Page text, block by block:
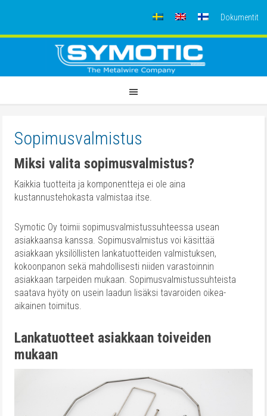
Dokumentit
Sopimusvalmistus
Miksi valita sopimusvalmistus?
Kaikkia tuotteita ja komponentteja ei ole aina
kustannustehokasta valmistaa itse.
Symotic Oy toimii sopimusvalmistussuhteessa usean
asiakkaansa kanssa. Sopimusvalmistus voi käsittää
asiakkaan yksilöllisten lankatuotteiden valmistuksen,
kokoonpanon sekä mahdollisesti niiden varastoinnin
asiakkaan tarpeiden mukaan. Sopimusvalmistussuhteista
saatava hyöty on usein laadun lisäksi tavaroiden oikea-
aikainen toimitus.
Lankatuotteet asiakkaan toiveiden
mukaan